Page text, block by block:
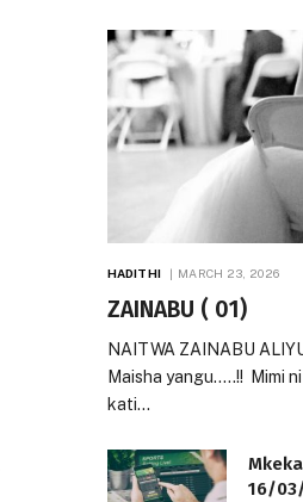
HADITHI MARCH 23, 2026
ZAINABU ( 01)
NAITWA ZAINABU
Maisha yangu…..!! Mimi
kati…
16/